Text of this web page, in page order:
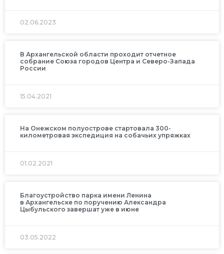
02.06.2023
В Архангельской области проходит отчетное
собрание Союза городов Центра и Северо-Запада
России
15.04.2021
На Онежском полуострове стартовала 300-
километровая экспедиция на собачьих упряжках
01.02.2021
Благоустройство парка имени Ленина
в Архангельске по поручению Александра
Цыбульского завершат уже в июне
03.05.2022